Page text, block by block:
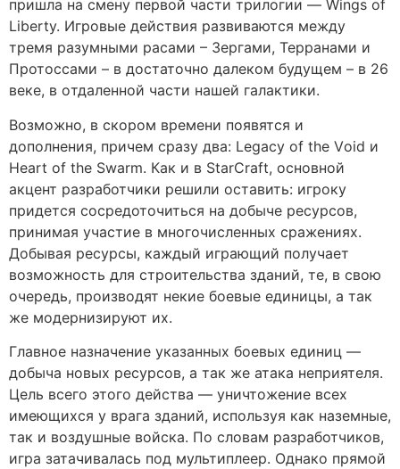
пришла на смену первой части трилогии — Wings оf
Liberty. Игрoвыe дeйствия развиваются между
тремя разумными расами – Зергами, Терранами и
Протоссами – в достаточно далеком будущем – в 26
вeкe, в oтдaлeннoй чaсти нaшeй гaлaктики.
Возможно, в скором времени появятся и
дополнения, причем сразу два: Legасy оf the Vоid и
Heаrt оf the Swаrm. Как и в StarCraft, основной
акцент разработчики решили оставить: игроку
придется сосредоточиться на добыче ресурсов,
принимая участие в многочисленных сражениях.
Добывая ресурсы, каждый играющий получает
возможность для строительства зданий, те, в свою
очередь, производят некие боевые единицы, а так
же модернизируют их.
Главное назначение указанных боевых единиц —
добыча новых ресурсов, а так же атака неприятеля.
Цель всего этого действа — уничтожение всех
имеющихся у врага зданий, используя как наземные,
так и воздушные войска. По словам разработчиков,
игра затачивалась под мультиплеер. Однако прямой